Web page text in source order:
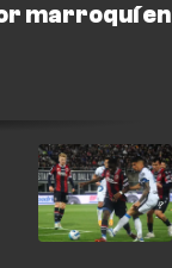
marroquí en